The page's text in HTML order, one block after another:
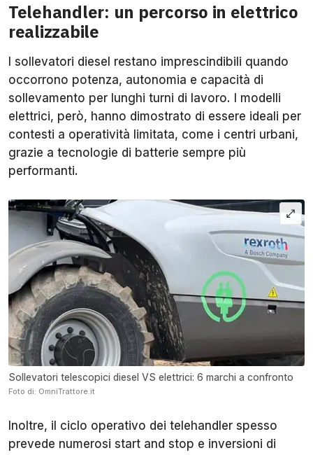
Telehandler: un percorso in elettrico
realizzabile
I sollevatori diesel restano imprescindibili quando
occorrono potenza, autonomia e capacità di
sollevamento per lunghi turni di lavoro. I modelli
elettrici, però, hanno dimostrato di essere ideali per
contesti a operatività limitata, come i centri urbani,
grazie a tecnologie di batterie sempre più
performanti.
Sollevatori telescopici diesel VS elettrici: 6 marchi a confronto
Foto di: OmniTrattore.it
Inoltre, il ciclo operativo dei telehandler spesso
prevede numerosi start and stop e inversioni di